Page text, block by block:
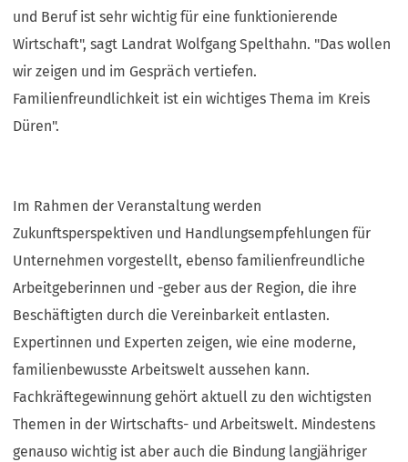
und Beruf ist sehr wichtig für eine funktionierende
Wirtschaft", sagt Landrat Wolfgang Spelthahn. "Das wollen
wir zeigen und im Gespräch vertiefen.
Familienfreundlichkeit ist ein wichtiges Thema im Kreis
Düren".
Im Rahmen der Veranstaltung werden
Zukunftsperspektiven und Handlungsempfehlungen für
Unternehmen vorgestellt, ebenso familienfreundliche
Arbeitgeberinnen und -geber aus der Region, die ihre
Beschäftigten durch die Vereinbarkeit entlasten.
Expertinnen und Experten zeigen, wie eine moderne,
familienbewusste Arbeitswelt aussehen kann.
Fachkräftegewinnung gehört aktuell zu den wichtigsten
Themen in der Wirtschafts- und Arbeitswelt. Mindestens
genauso wichtig ist aber auch die Bindung langjähriger